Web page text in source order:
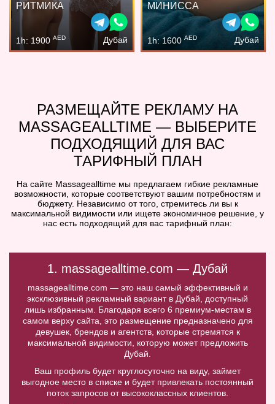
РИТМИКА
1h: 1900 AED Дубай
МИНИССА
1h: 1600 AED Дубай
РАЗМЕЩАЙТЕ РЕКЛАМУ НА
MASSAGEALLTIME — ВЫБЕРИТЕ
ПОДХОДЯЩИЙ ДЛЯ ВАС
ТАРИФНЫЙ ПЛАН
На сайте Massagealltime мы предлагаем гибкие рекламные
возможности, которые соответствуют вашим потребностям и
бюджету. Независимо от того, стремитесь ли вы к
максимальной видимости или ищете экономичное решение, у
нас есть подходящий для вас тарифный план:
1. massagealltime.com — Дубай
massagealltime.com — это наш самый эффективный и
эксклюзивный рекламный вариант в Дубай, доступный
лишь избранным. Благодаря всего 6 премиум-местам в
самом верху сайта, это размещение предназначено для
девушек, брендов и агентств, которые стремятся к
максимальной видимости, которую может предложить
Дубай.
Ваш профиль будет круглосуточно на виду, займет
выгодное место в списке и будет привлекать постоянный
поток запросов от высококлассных клиентов.